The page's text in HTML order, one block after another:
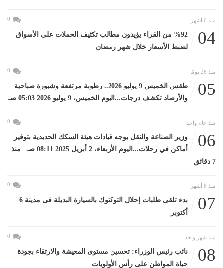
منذ 6 أشهر 0
04
%92 من القراء يؤيدون مطالب تكثيف الحملات على الأسواق
لضبط الأسعار خلال شهر رمضان
منذ 28 يومًا 0
05
طقس الخميس 9 يوليو 2026.. رطوبة مرتفعة وشبورة صباحية
والأرصاد تكشف درجات...اليوم الخميس، 9 يوليو 2026 05:03 صـ
منذ عام واحد 0
06
وزير الصناعة والنقل يوجه قيادات هيئة السكك الحديدية بتوفير
أماكن في رحلات...اليوم الأربعاء، 2 أبريل 2025 08:11 صـ منذ
7 دقائق
منذ 8 أشهر 0
07
بدء تلقى طلبات إحلال التوكتوك بالسيارة البديلة فى مدينة 6
أكتوبر
منذ شهر واحد 0
08
نائب رئيس الوزراء: تحسين مستوى المعيشة والارتقاء بجودة
حياة المواطن على رأس الأولويات